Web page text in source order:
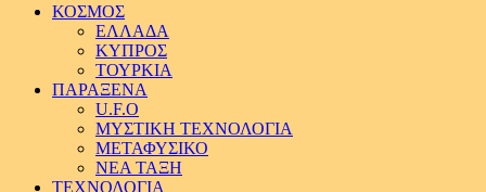
ΚΟΣΜΟΣ
ΕΛΛΑΔΑ
ΚΥΠΡΟΣ
ΤΟΥΡΚΙΑ
ΠΑΡΑΞΕΝΑ
U.F.O
ΜΥΣΤΙΚΗ ΤΕΧΝΟΛΟΓΙΑ
ΜΕΤΑΦΥΣΙΚΟ
ΝΕΑ ΤΑΞΗ
ΤΕΧΝΟΛΟΓΙΑ